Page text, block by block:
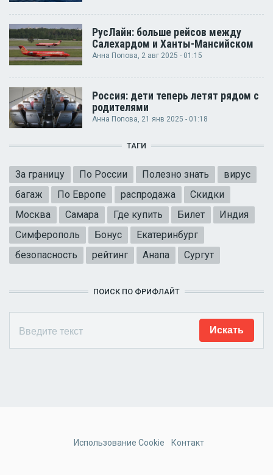
РусЛайн: больше рейсов между
Салехардом и Ханты-Мансийском
Анна Попова, 2 авг 2025 - 01:15
Россия: дети теперь летят рядом с
родителями
Анна Попова , 21 янв 2025 - 01:18
ТАГИ
За границу По России Полезно знать
вирус
багаж
По Европе распродажа
Скидки
Москва
Самара Где купить Билет
Индия
Симферополь
Бонус
Екатеринбург
безопасность
рейтинг Анапа Сургут
ПОИСК ПО ФРИФЛАЙТ
Использование Cookie Контакт